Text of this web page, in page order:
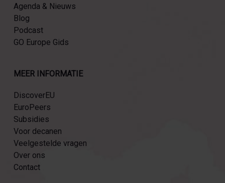
Agenda & Nieuws
Blog
Podcast
GO Europe Gids
MEER INFORMATIE
DiscoverEU
EuroPeers
Subsidies
Voor decanen
Veelgestelde vragen
Over ons
Contact